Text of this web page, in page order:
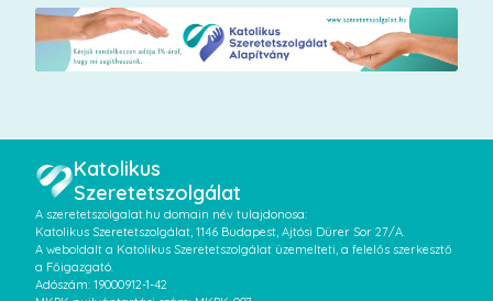
Katolikus
Szeretetszolgálat
A szeretetszolgalat.hu domain név tulajdonosa:
Katolikus Szeretetszolgálat, 1146 Budapest, Ajtósi Dürer Sor 27/A.
A weboldalt a Katolikus Szeretetszolgálat üzemelteti, a felelős szerkesztő
a Főigazgató.
Adószám: 19000912-1-42